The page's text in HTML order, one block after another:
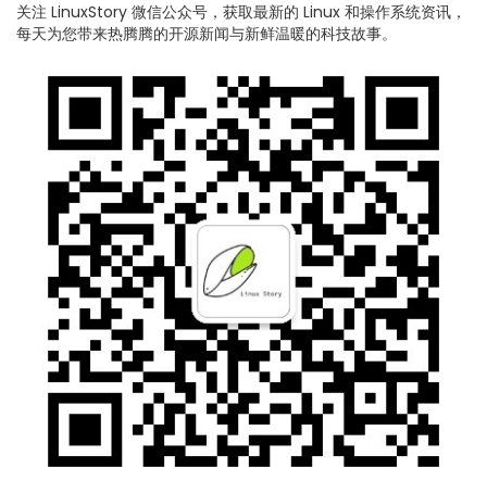
关注 LinuxStory 微信公众号，获取最新的 Linux 和操作系统资讯，
每天为您带来热腾腾的开源新闻与新鲜温暖的科技故事。